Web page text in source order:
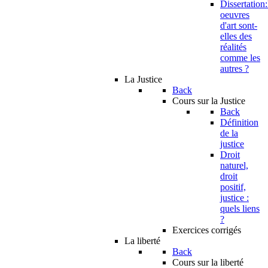
oeuvres
d'art sont-
elles des
réalités
comme les
autres ?
La Justice
Back
Cours sur la Justice
Back
Définition
de la
justice
Droit
naturel,
droit
positif,
justice :
quels liens
?
Exercices corrigés
La liberté
Back
Cours sur la liberté